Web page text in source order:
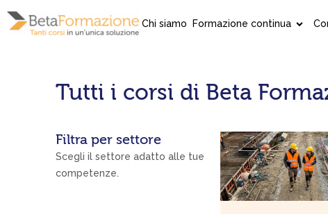
Chi siamo Formazione continua
Tutti i corsi di Beta
Filtra per settore
Scegli il settore adatto alle tue
competenze.